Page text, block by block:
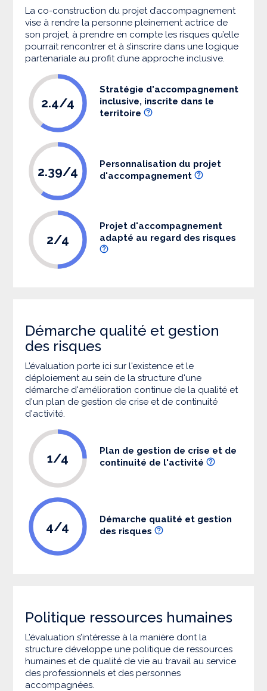
La co-construction du projet d’accompagnement
vise à rendre la personne pleinement actrice de
son projet, à prendre en compte les risques qu’elle
pourrait rencontrer et à s’inscrire dans une logique
partenariale au profit d’une approche inclusive.
2.4/4
Stratégie d'accompagnement
inclusive, inscrite dans le
territoire
2.39/4
Personnalisation du projet
d'accompagnement
2/4
Projet d'accompagnement
adapté au regard des risques
Démarche qualité et gestion
des risques
L’évaluation porte ici sur l'existence et le
déploiement au sein de la structure d'une
démarche d'amélioration continue de la qualité et
d'un plan de gestion de crise et de continuité
d'activité.
1/4
Plan de gestion de crise et de
continuité de l'activité
4/4
Démarche qualité et gestion
des risques
Politique ressources humaines
L’évaluation s’intéresse à la manière dont la
structure développe une politique de ressources
humaines et de qualité de vie au travail au service
des professionnels et des personnes
accompagnées.